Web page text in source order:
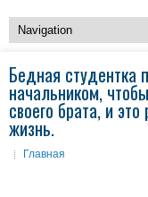
Бедная студентка
начальником,
своего брата, и
жизнь.
Главная